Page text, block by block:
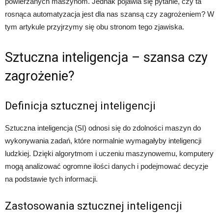
rosnąca automatyzacja jest dla nas szansą czy zagrożeniem? W
tym artykule przyjrzymy się obu stronom tego zjawiska.
Sztuczna inteligencja – szansa czy
zagrożenie?
Definicja sztucznej inteligencji
Sztuczna inteligencja (SI) odnosi się do zdolności maszyn do
wykonywania zadań, które normalnie wymagałyby inteligencji
ludzkiej. Dzięki algorytmom i uczeniu maszynowemu, komputery
mogą analizować ogromne ilości danych i podejmować decyzje
na podstawie tych informacji.
Zastosowania sztucznej inteligencji